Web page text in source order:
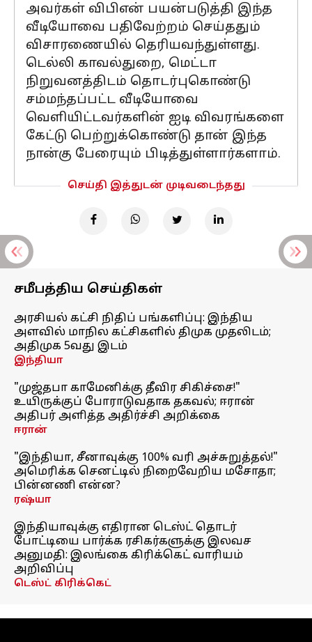
அவர்கள் விபிஎன் பயன்படுத்தி இந்த
வீடியோவை பதிவேற்றம் செய்ததும்
விசாரணையில் தெரியவந்துள்ளது.
டெல்லி காவல்துறை, மெட்டா
நிறுவனத்திடம் தொடர்புகொண்டு
சம்மந்தப்பட்ட வீடியோவை
வெளியிட்டவர்களின் ஐடி விவரங்களை
கேட்டு பெற்றுக்கொண்டு தான் இந்த
நான்கு பேரையும் பிடித்துள்ளார்களாம்.
செய்தி இத்துடன் முடிவடைந்தது
சமீபத்திய செய்திகள்
அரசியல் கட்சி நிதிப் பங்களிப்பு: இந்திய
அளவில் மாநில கட்சிகளில் திமுக முதலிடம்;
அதிமுக 5வது இடம்
இந்தியா
"முஜ்தபா காமேனிக்கு தீவிர சிகிச்சை!"
உயிருக்குப் போராடுவதாக தகவல்; ஈரான்
அதிபர் அளித்த அதிர்ச்சி அறிக்கை
ஈரான்
"இந்தியா, சீனாவுக்கு 100% வரி அச்சுறுத்தல்!"
அமெரிக்க செனட்டில் நிறைவேறிய மசோதா;
பின்னணி என்ன?
ரஷ்யா
இந்தியாவுக்கு எதிரான டெஸ்ட் தொடர்
போட்டியை பார்க்க ரசிகர்களுக்கு இலவச
அனுமதி: இலங்கை கிரிக்கெட் வாரியம்
அறிவிப்பு
டெஸ்ட் கிரிக்கெட்